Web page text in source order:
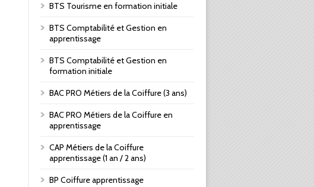
BTS Tourisme en formation initiale
BTS Comptabilité et Gestion en
apprentissage
BTS Comptabilité et Gestion en
formation initiale
BAC PRO Métiers de la Coiffure (3 ans)
BAC PRO Métiers de la Coiffure en
apprentissage
CAP Métiers de la Coiffure
apprentissage (1 an / 2 ans)
BP Coiffure apprentissage